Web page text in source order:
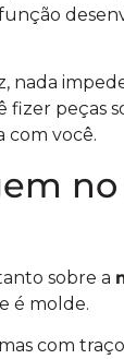
nada
fizer peças
com você.
sobre a
é molde.
com